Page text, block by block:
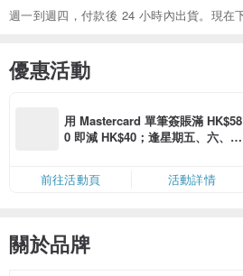
週一到週四，付款後 24 小時內出貨。現在
優惠活動
用 Mastercard 單筆簽賬滿 HK$58
0 即減 HK$40；逢星期五、六、日
卡」結帳）
前往活動頁 活動詳情
關於品牌